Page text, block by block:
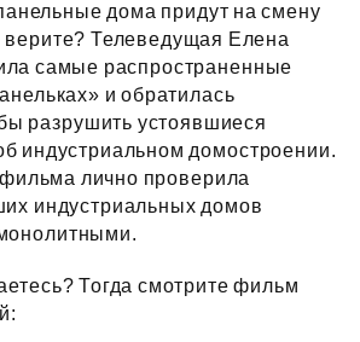
дома придут на смену
Телеведущая Елена
самые распространенные
и обратилась
разрушить устоявшиеся
индустриальном домостроении.
лично проверила
индустриальных домов
Тогда смотрите фильм